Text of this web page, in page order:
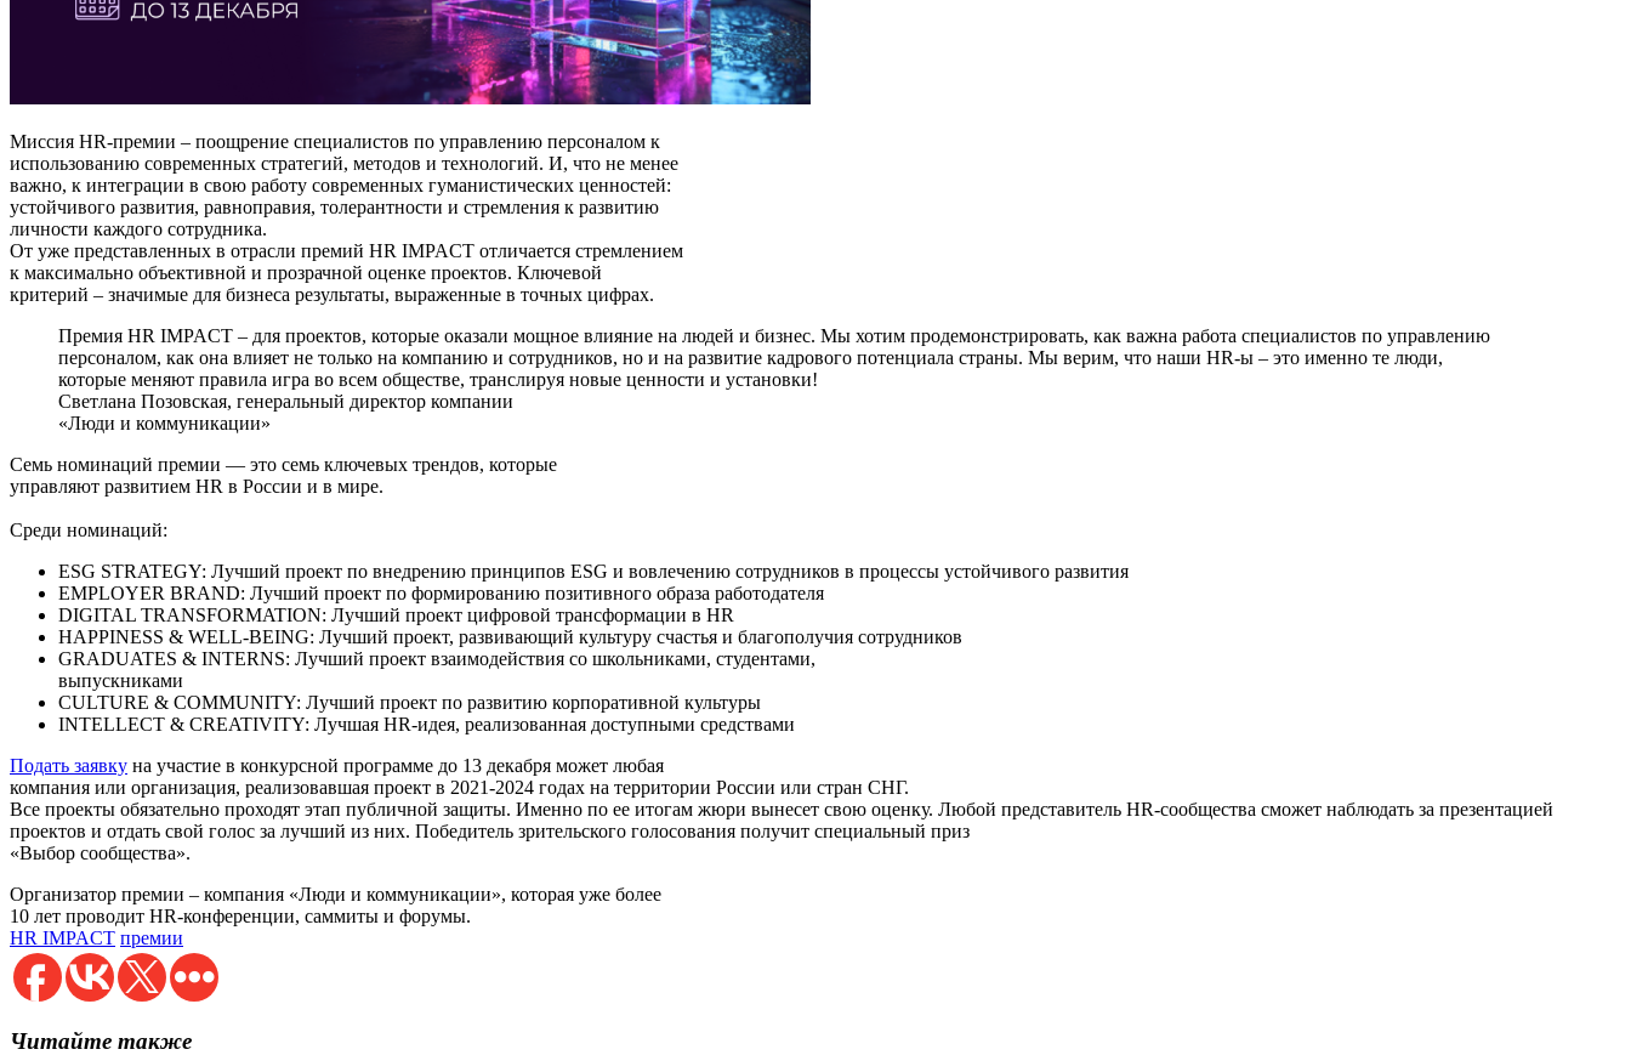
Миссия HR-премии – поощрение специалистов по управлению персоналом к
использованию современных стратегий, методов и технологий. И, что не менее
важно, к интеграции в свою работу современных гуманистических ценностей:
устойчивого развития, равноправия, толерантности и стремления к развитию
личности каждого сотрудника.
От уже представленных в отрасли премий HR IMPACT отличается стремлением
к максимально объективной и прозрачной оценке проектов. Ключевой
критерий – значимые для бизнеса результаты, выраженные в точных цифрах.
Премия HR IMPACT – для проектов, которые оказали мощное влияние на людей и бизнес. Мы хотим продемонстрировать, как важна работа специалистов по управлению
персоналом, как она влияет не только на компанию и сотрудников, но и на развитие кадрового потенциала страны. Мы верим, что наши HR-ы – это именно те люди,
которые меняют правила игра во всем обществе, транслируя новые ценности и установки!
Светлана Позовская, генеральный директор компании
«Люди и коммуникации»
Семь номинаций премии — это семь ключевых трендов, которые
управляют развитием HR в России и в мире.
Среди номинаций:
ESG STRATEGY: Лучший проект по внедрению принципов ESG и вовлечению сотрудников в процессы устойчивого развития
EMPLOYER BRAND: Лучший проект по формированию позитивного образа работодателя
DIGITAL TRANSFORMATION: Лучший проект цифровой трансформации в HR
HAPPINESS & WELL-BEING: Лучший проект, развивающий культуру счастья и благополучия сотрудников
GRADUATES & INTERNS: Лучший проект взаимодействия со школьниками, студентами,
выпускниками
CULTURE & COMMUNITY: Лучший проект по развитию корпоративной культуры
INTELLECT & CREATIVITY: Лучшая HR-идея, реализованная доступными средствами
Подать заявку на участие в конкурсной программе до 13 декабря может любая
компания или организация, реализовавшая проект в 2021-2024 годах на территории России или стран СНГ.
Все проекты обязательно проходят этап публичной защиты. Именно по ее итогам жюри вынесет свою оценку. Любой представитель HR-сообщества сможет наблюдать за презентацией
проектов и отдать свой голос за лучший из них. Победитель зрительского голосования получит специальный приз
«Выбор сообщества».
Организатор премии – компания «Люди и коммуникации», которая уже более
10 лет проводит HR-конференции, саммиты и форумы.
HR IMPACT премии
Читайте также